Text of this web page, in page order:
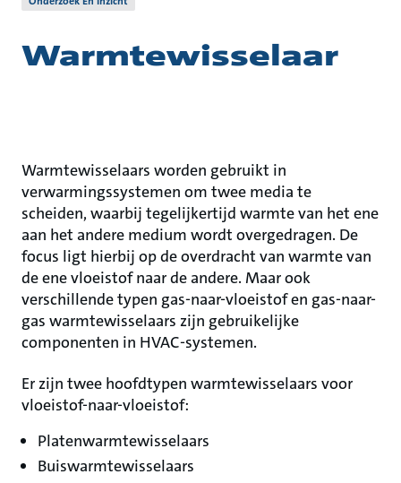
Warmtewisselaar
Warmtewisselaars worden gebruikt in
verwarmingssystemen om twee media te
scheiden, waarbij tegelijkertijd warmte van het ene
aan het andere medium wordt overgedragen. De
focus ligt hierbij op de overdracht van warmte van
de ene vloeistof naar de andere. Maar ook
verschillende typen gas-naar-vloeistof en gas-naar-
gas warmtewisselaars zijn gebruikelijke
componenten in HVAC-systemen.
Er zijn twee hoofdtypen warmtewisselaars voor
vloeistof-naar-vloeistof:
Platenwarmtewisselaars
Buiswarmtewisselaars